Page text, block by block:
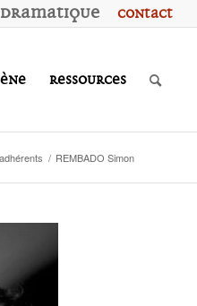
Contact
Dramatique
Ressources
/ REMBADO Simon